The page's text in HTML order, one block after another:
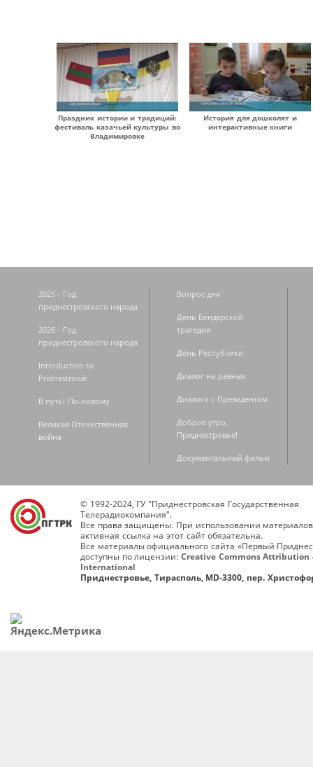
Праздник истории и традиций:
фестиваль казачьей культуры во
Владимировке
История для дошколят и
интерактивные книги
2025 - Год
приднестровского народа
2026 - Год
приднестровского народа
Introduction to
Pridnestrovie
В путь! По-новому
Великая Отечественная
война
Вопрос дня
День Бендерской
трагедии
День Республики
Диалог на равных
Диалоги с Президентом
Доброе утро,
Приднестровье!
Документальный фильм
© 1992-2024, ГУ "Приднестровская Государственная
Телерадиокомпания".
Все права защищены. При использовании
активная ссылка на этот сайт обязательна.
Все материалы официального сайта «Первый
доступны по лицензии: Creative Commons Attribution
International
Приднестровье, Тирасполь, MD-3300, пер.